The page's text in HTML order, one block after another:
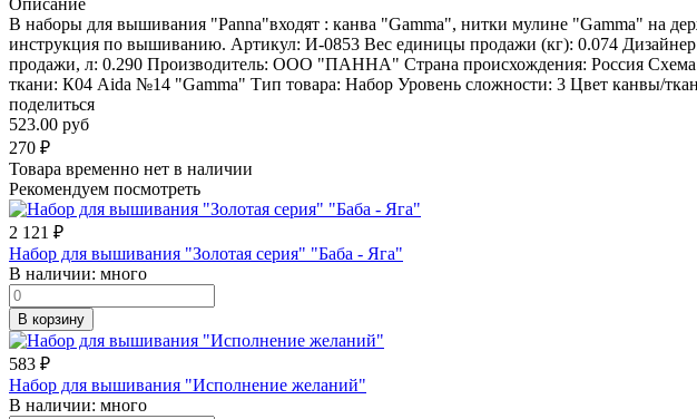
В наборы для вышивания "Panna"входят : канва "Gamma", нитки мулине "Gamma" на
инструкция по вышиванию. Артикул: И-0853 Вес единицы продажи (кг): 0.074
продажи, л: 0.290 Производитель: ООО "ПАННА" Страна происхождения: Россия
ткани: К04 Aida №14 "Gamma" Тип товара: Набор Уровень сложности: 3 Цвет канвы/
поделиться
523.00 руб
270 ₽
Товара временно нет в наличии
Рекомендуем посмотреть
2 121 ₽
Набор для вышивания "Золотая серия" "Баба - Яга"
В наличии: много
В корзину
583 ₽
Набор для вышивания "Исполнение желаний"
В наличии: много